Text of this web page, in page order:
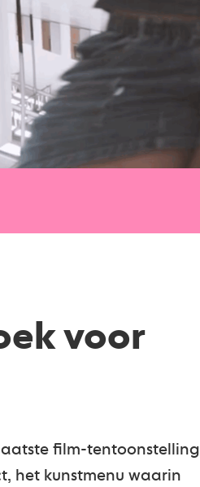
voor
film-tentoonstelling
het kunstmenu waarin